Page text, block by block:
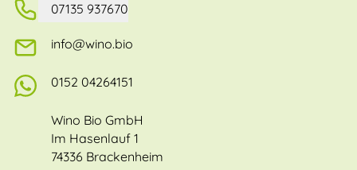
07135 937670
info@wino.bio
0152 04264151
Wino Bio GmbH
Im Hasenlauf 1
74336 Brackenheim